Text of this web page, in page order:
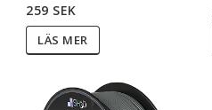
259 SEK
LÄS MER